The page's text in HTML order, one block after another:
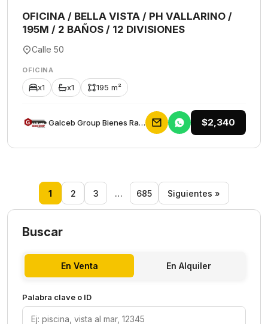
OFICINA / BELLA VISTA / PH VALLARINO /
195M / 2 BAÑOS / 12 DIVISIONES
Calle 50
OFICINA
x1 x1 195 m²
Galceb Group Bienes Raices $2,340
1 2 3 … 685 Siguientes »
Buscar
En Venta En Alquiler
Palabra clave o ID